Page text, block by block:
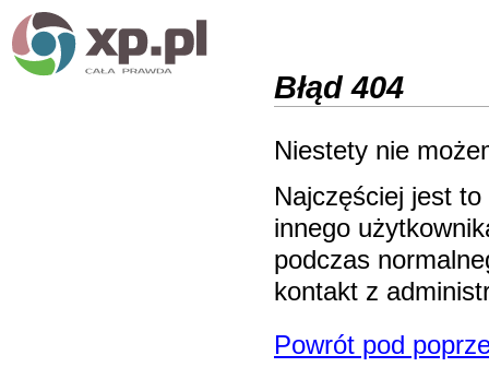
Błąd 404
Niestety nie
Najczęściej jest
innego
podczas
kontakt z
Powrót pod